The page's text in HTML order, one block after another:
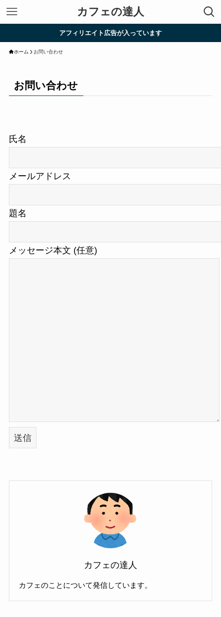
カフェの達人
アフィリエイト広告が入っています
ホーム お問い合わせ
お問い合わせ
氏名
メールアドレス
題名
メッセージ本文 (任意)
カフェの達人
カフェのことについて発信しています。